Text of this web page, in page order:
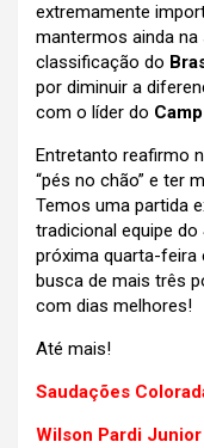
extremamente
mantermos ainda
classificação do
por diminuir a
com o líder do
Entretanto reafirmo
“pés no chão” e ter
Temos uma partida
tradicional equipe do
próxima quarta-
busca de mais três
com dias melhores!
Até mais!
Saudações
Wilson Pardi Junior